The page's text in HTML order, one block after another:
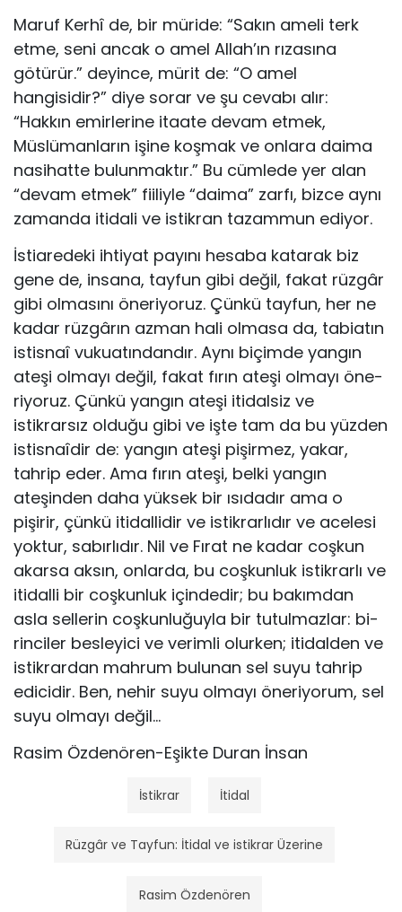
Maruf Kerhî de, bir müride: “Sakın ameli terk
etme, seni ancak o amel Allah’ın rızasına
götürür.” deyince, mü­rit de: “O amel
hangisidir?” diye sorar ve şu cevabı alır:
“Hakkın emirlerine itaate devam etmek,
Müslümanların işine koşmak ve onlara daima
nasihatte bulunmaktır.” Bu cümlede yer alan
“devam etmek” fiiliyle “daima” zarfı, bizce aynı
zamanda itidali ve istikran tazammun ediyor.
İstiaredeki ihtiyat payını hesaba katarak biz
gene de, insana, tayfun gibi değil, fakat rüzgâr
gibi olmasını öne­riyoruz. Çünkü tayfun, her ne
kadar rüzgârın azman hali olmasa da, tabiatın
istisnaî vukuatındandır. Aynı biçim­de yangın
ateşi olmayı değil, fakat fırın ateşi olmayı öne­
riyoruz. Çünkü yangın ateşi itidalsiz ve
istikrarsız oldu­ğu gibi ve işte tam da bu yüzden
istisnaîdir de: yangın ate­şi pişirmez, yakar,
tahrip eder. Ama fırın ateşi, belki yan­gın
ateşinden daha yüksek bir ısıdadır ama o
pişirir, çün­kü itidallidir ve istikrarlıdır ve acelesi
yoktur, sabırlıdır. Nil ve Fırat ne kadar coşkun
akarsa aksın, onlarda, bu coş­kunluk istikrarlı ve
itidalli bir coşkunluk içindedir; bu ba­kımdan
asla sellerin coşkunluğuyla bir tutulmazlar: bi­
rinciler besleyici ve verimli olurken; itidalden ve
istik­rardan mahrum bulunan sel suyu tahrip
edicidir. Ben, ne­hir suyu olmayı öneriyorum, sel
suyu olmayı değil…
Rasim Özdenören-Eşikte Duran İnsan
İstikrar İtidal
Rüzgâr ve Tayfun: İtidal ve istikrar Üzerine
Rasim Özdenören